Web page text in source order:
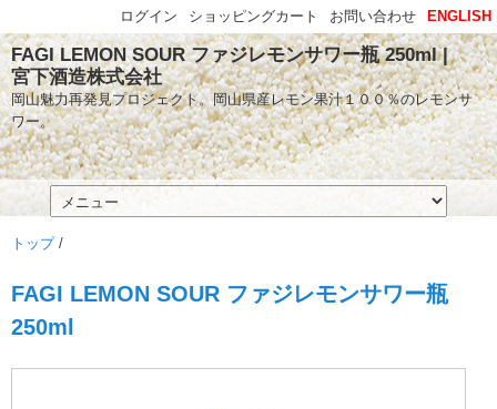
FAGI LEMON SOUR ファジレモンサワー瓶 250ml |
宮下酒造株式会社
岡山魅力再発見プロジェクト。岡山県産レモン果汁１００％のレモンサ
ワー。
トップ/
FAGI LEMON SOUR ファジレモンサワー瓶
250ml
ENGLISH
お問い合わせ
ショッピングカート
ログイン